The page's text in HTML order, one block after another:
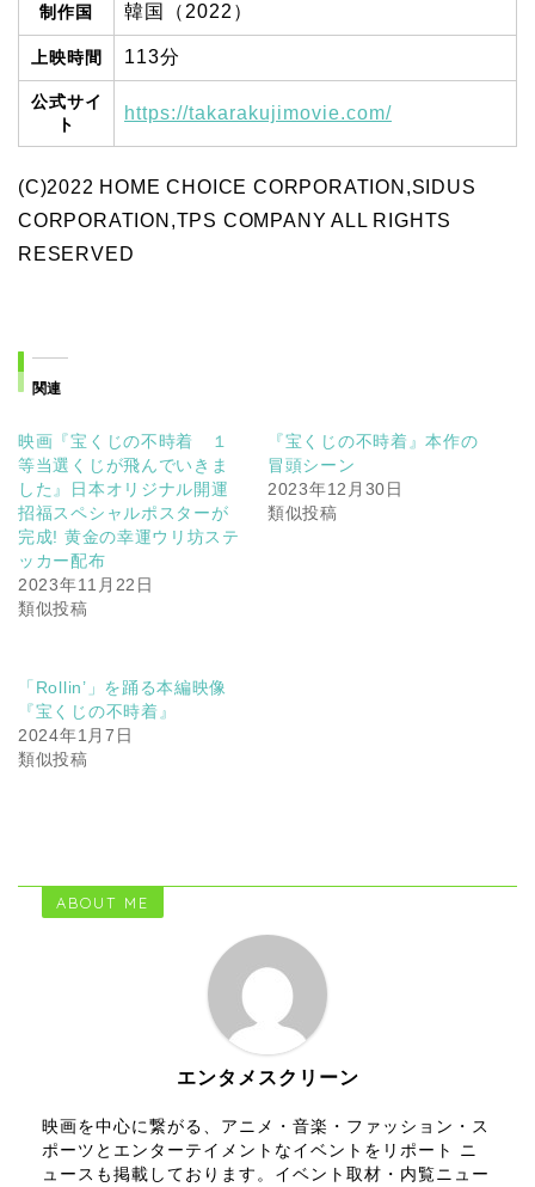
制作国 韓国（2022）
上映時間 113分
公式サイ
ト
https://takarakujimovie.com/
(C)2022 HOME CHOICE CORPORATION,SIDUS
CORPORATION,TPS COMPANY ALL RIGHTS
RESERVED
関連
映画『宝くじの不時着 １
等当選くじが飛んでいきま
した』日本オリジナル開運
招福スペシャルポスターが
完成! 黄金の幸運ウリ坊ステ
ッカー配布
2023年11月22日
類似投稿
『宝くじの不時着』本作の
冒頭シーン
2023年12月30日
類似投稿
「Rollin’」を踊る本編映像
『宝くじの不時着』
2024年1月7日
類似投稿
ABOUT ME
エンタメスクリーン
映画を中心に繋がる、アニメ・音楽・ファッション・ス
ポーツとエンターテイメントなイベントをリポート ニ
ュースも掲載しております。イベント取材・内覧ニュー